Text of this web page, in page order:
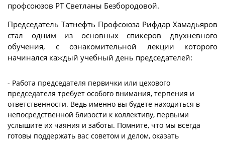
профсоюзов РТ Светланы Безбородовой.
Председатель Татнефть Профсоюза Рифдар Хамадьяров
стал одним из основных спикеров двухневного
обучения, с ознакомительной лекции которого
начинался каждый учебный день председателей:
- Работа председателя первички или цехового
председателя требует особого внимания, терпения и
ответственности. Ведь именно вы будете находиться в
непосредственной близости к коллективу, первыми
услышите их чаяния и заботы. Помните, что мы всегда
готовы поддержать вас советом и делом, оказать